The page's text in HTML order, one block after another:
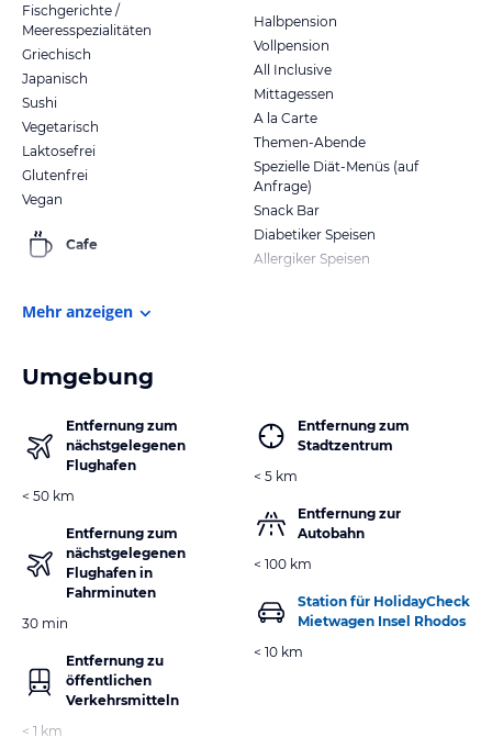
Fischgerichte /
Meeresspezialitäten
Griechisch
Japanisch
Sushi
Vegetarisch
Laktosefrei
Glutenfrei
Vegan
Cafe
Halbpension
Vollpension
All Inclusive
Mittagessen
A la Carte
Themen-Abende
Spezielle Diät-Menüs (auf
Anfrage)
Snack Bar
Diabetiker Speisen
Allergiker Speisen
Mehr anzeigen
Umgebung
Entfernung zum
nächstgelegenen
Flughafen
< 50 km
Entfernung zum
nächstgelegenen
Flughafen in
Fahrminuten
30 min
Entfernung zu
öffentlichen
Verkehrsmitteln
< 1 km
Entfernung zum
Stadtzentrum
< 5 km
Entfernung zur
Autobahn
< 100 km
Station für HolidayCheck
Mietwagen Insel Rhodos
< 10 km